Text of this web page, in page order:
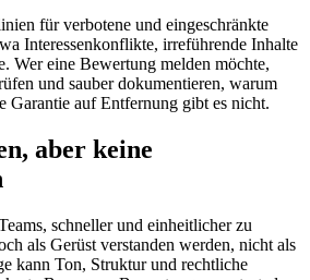
für verbotene und eingeschränkte
Interessenkonflikte, irreführende Inhalte
Wer eine Bewertung melden möchte,
und sauber dokumentieren, warum
Garantie auf Entfernung gibt es nicht.
aber keine
schneller und einheitlicher zu
als Gerüst verstanden werden, nicht als
kann Ton, Struktur und rechtliche